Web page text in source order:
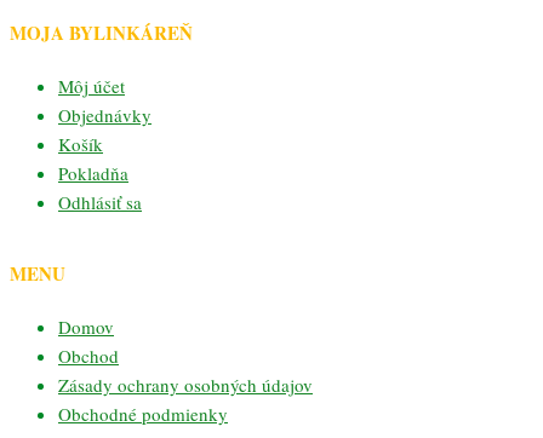
MOJA BYLINKÁREŇ
Môj účet
Objednávky
Košík
Pokladňa
Odhlásiť sa
MENU
Domov
Obchod
Zásady ochrany osobných údajov
Obchodné podmienky